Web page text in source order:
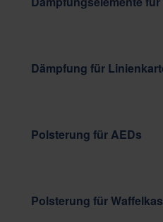
Dämpfung für
Polsterung für AEDs
Polsterung für